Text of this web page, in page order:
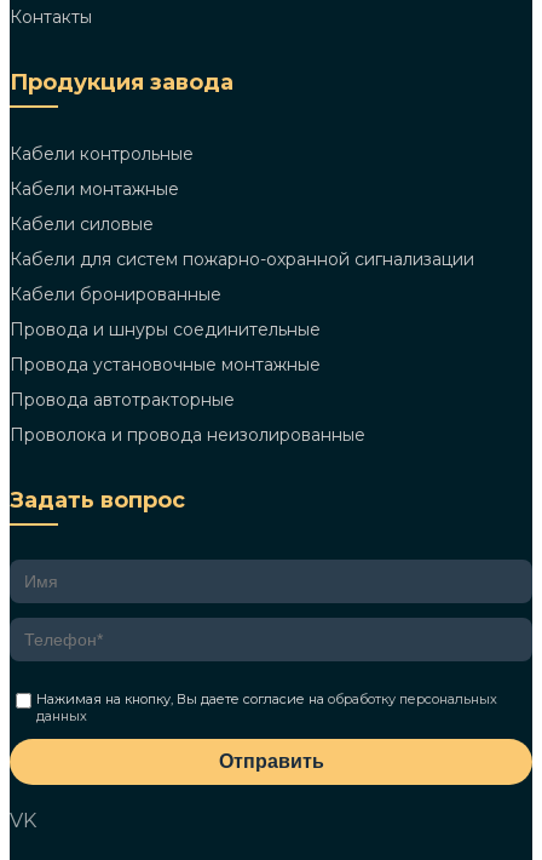
Контакты
Продукция завода
Кабели контрольные
Кабели монтажные
Кабели силовые
Кабели для систем пожарно-охранной сигнализации
Кабели бронированные
Провода и шнуры соединительные
Провода установочные монтажные
Провода автотракторные
Проволока и провода неизолированные
Задать вопрос
Нажимая на кнопку, Вы даете согласие наобработку персональных
данных
Отправить
VK